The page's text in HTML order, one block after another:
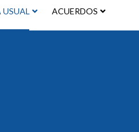
ACUERDOS